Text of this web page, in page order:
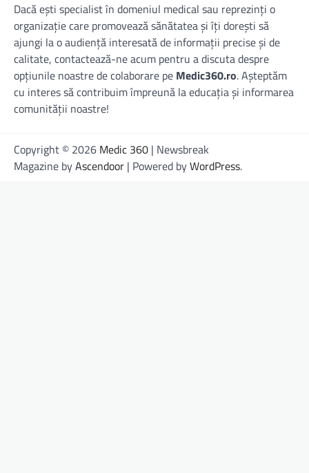
Dacă ești specialist în domeniul medical sau reprezinți o
organizație care promovează sănătatea și îți dorești să
ajungi la o audiență interesată de informații precise și de
calitate, contactează-ne acum pentru a discuta despre
opțiunile noastre de colaborare pe Medic360.ro. Așteptăm
cu interes să contribuim împreună la educația și informarea
comunității noastre!
Copyright © 2026 Medic 360 | Newsbreak
Magazine byAscendoor | Powered byWordPress.